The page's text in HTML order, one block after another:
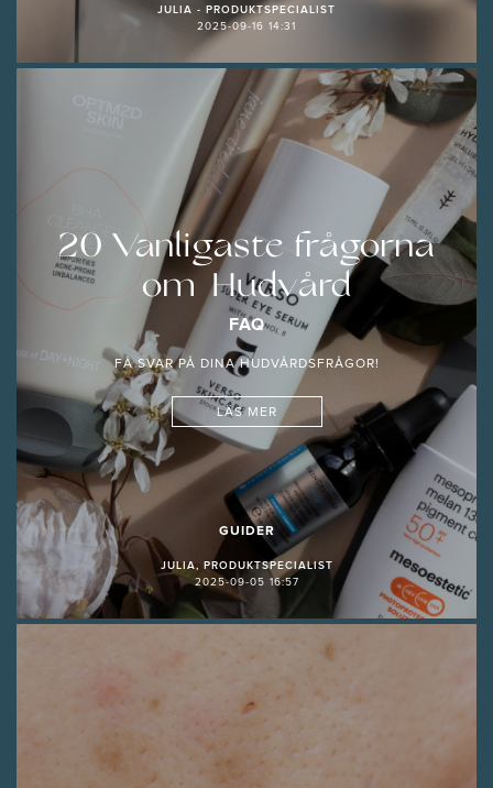
JULIA - PRODUKTSPECIALIST
2025-09-16 14:31
20 Vanligaste frågorna
om Hudvård
FAQ
FÅ SVAR PÅ DINA HUDVÅRDSFRÅGOR!
LÄS MER
GUIDER
JULIA, PRODUKTSPECIALIST
2025-09-05 16:57